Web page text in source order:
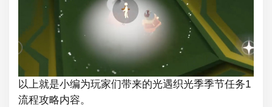
以上就是小编为玩家们带来的光遇织光季季节任务1
流程攻略内容。